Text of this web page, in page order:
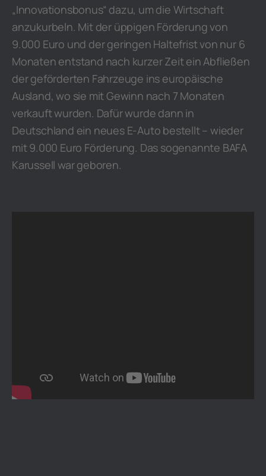
„Innovationsbonus“ dazu, um die Wirtschaft
anzukurbeln. Mit der üppigen Förderung von
9.000 Euro und der geringen Haltefrist von nur 6
Monaten entstand nach kurzer Zeit ein Abfließen
der geförderten Fahrzeuge ins europäische
Ausland, wo sie mit Gewinn nach 7 Monaten
verkauft wurden. Dafür wurde dann in
Deutschland ein neues E-Auto bestellt – wieder
mit 9.000 Euro Förderung. Das sogenannte BAFA
Karussell war geboren.